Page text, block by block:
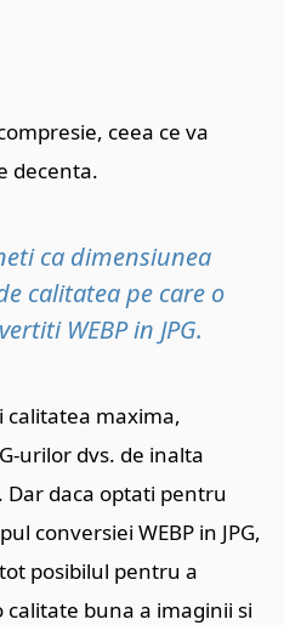
ceea ce va
decenta.
ca dimensiunea
calitatea pe care o
WEBP in JPG.
calitatea maxima,
urilor dvs. de inalta
daca optati pentru
conversiei WEBP in JPG,
posibilul pentru a
buna a imaginii si